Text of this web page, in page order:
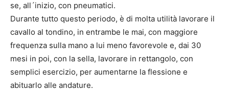
se, all´inizio, con pneumatici.
Durante tutto questo periodo, è di molta utilità lavorare il
cavallo al tondino, in entrambe le mai, con maggiore
frequenza sulla mano a lui meno favorevole e, dai 30
mesi in poi, con la sella, lavorare in rettangolo, con
semplici esercizio, per aumentarne la flessione e
abituarlo alle andature.